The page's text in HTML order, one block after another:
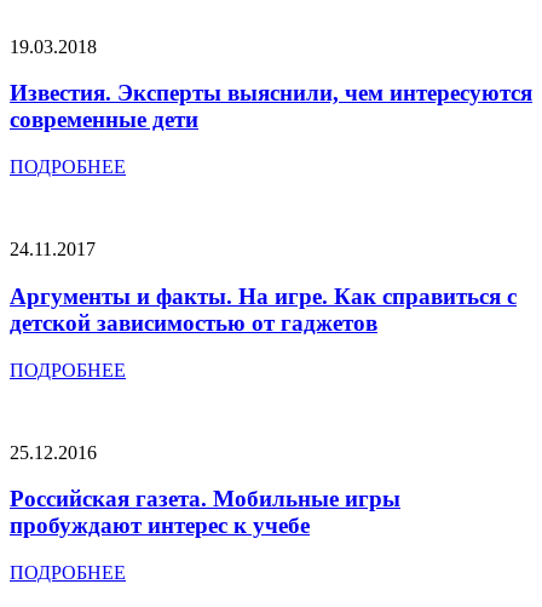
19.03.2018
Известия. Эксперты выяснили, чем интересуются
современные дети
ПОДРОБНЕЕ
24.11.2017
Аргументы и факты. На игре. Как справиться с
детской зависимостью от гаджетов
ПОДРОБНЕЕ
25.12.2016
Российская газета. Мобильные игры
пробуждают интерес к учебе
ПОДРОБНЕЕ